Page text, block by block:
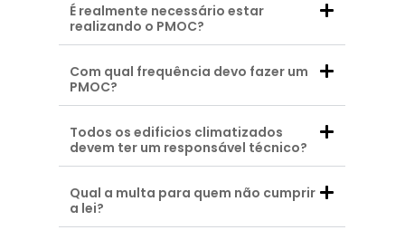
É realmente necessário estar
realizando o PMOC?
Com qual frequência devo fazer um
PMOC?
Todos os edificios climatizados
devem ter um responsável técnico?
Qual a multa para quem não cumprir
a lei?